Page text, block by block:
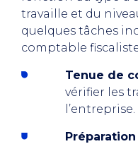
travaille et du
quelques tâches
comptable
Tenue de
vérifier les
l’entreprise.